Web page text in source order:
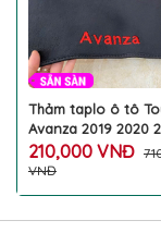
Thảm taplo ô tô
Avanza 2019 2020
mẫu nhung lông
đen
210,000 VNĐ
VNĐ